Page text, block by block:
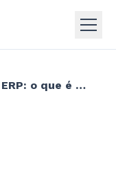
Fluxo de processos no ERP: o que é e para que serve?